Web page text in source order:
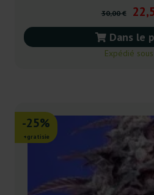
30,00 €
Dans le
Expédié
-25%
+gratisie